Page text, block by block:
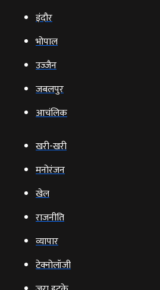
इंदौर
भोपाल
उज्‍जैन
जबलपुर
आचंलिक
खरी-खरी
मनोरंजन
खेल
राजनीति
व्‍यापार
टेक्‍नोलॉजी